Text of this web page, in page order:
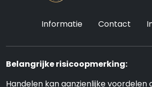
Informatie Contact
Belangrijke risicoopmerking:
Handelen kan aanzienlijke voordelen